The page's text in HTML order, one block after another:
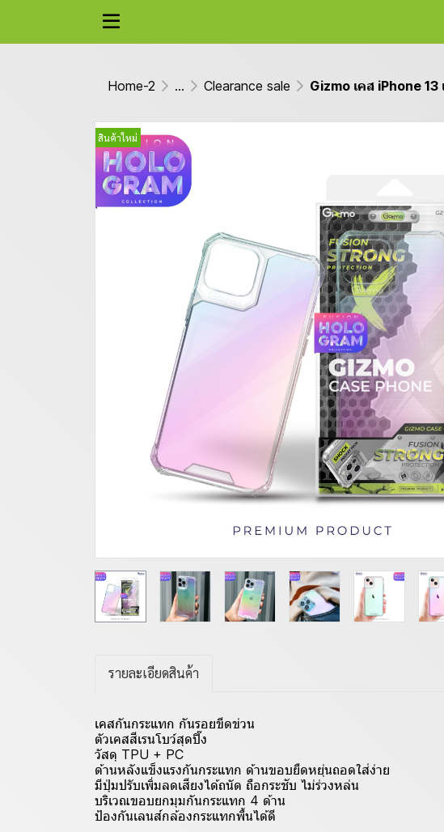
Home-2 ... Clearance sale Gizmo เคส iPhone
สินค้าใหม่
รายละเอียดสินค้า
เคสกันกระแทก กันรอยขีดข่วน
ตัวเคสสีเรนโบว์สุดปิ๊ง
วัสดุ TPU + PC
ด้านหลังแข็งแรงกันกระแทก ด้านขอบยืดหยุ่นถอดใส่ง่าย
มีปุ่มปรับเพิ่มลดเสียงได้ถนัด ถือกระชับ ไม่ร่วงหล่น
บริเวณขอบยกมุมกันกระแทก 4 ด้าน
ป้องกันเลนส์กล้องกระแทกพื้นได้ดี